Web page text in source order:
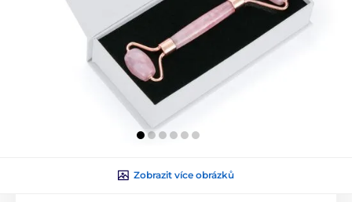
Zobrazit více obrázků